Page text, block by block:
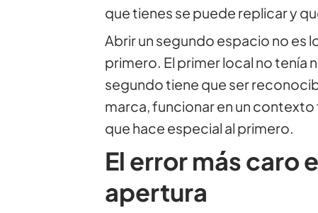
que tienes se puede replicar y
Abrir un segundo espacio no es
primero. El primer local no tenía
segundo tiene que ser
marca, funcionar en un
que hace especial al primero.
El error más caro
apertura